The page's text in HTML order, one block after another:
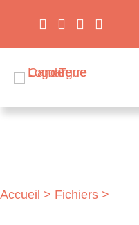
Accueil > Fichiers >